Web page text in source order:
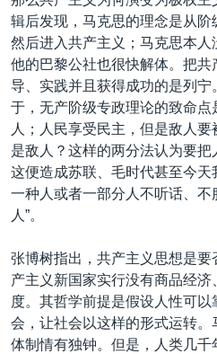
辑后发现，马克思的理念是从阶
然后进入共产主义；马克思本人
他的巴黎公社也很快解体。把
导、实践并且获得成功的是列
于，无产阶级专政理论的致命
人；人民享受民主，但是敌人
是敌人？这样的两分法认为要把
这便造成苏联、毛时代甚至今
一种人或者一部分人不听话、不
人”。
张博树指出，共产主义思想是
产主义新国家实行没有商品经济
度。其哲学前提是假设人性可
会，让社会以这样的形式运转。
体制情有独钟。但是，人类几千